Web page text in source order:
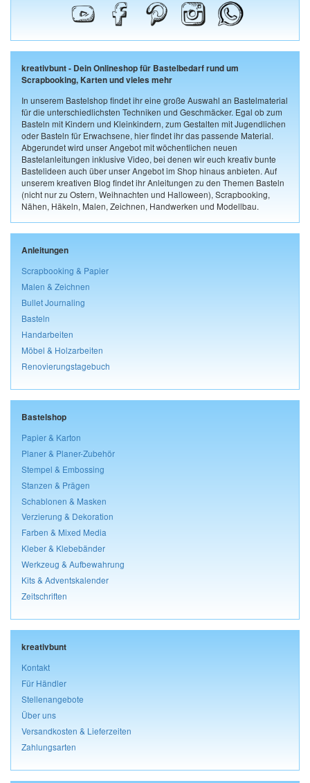
kreativbunt - Dein Onlineshop für Bastelbedarf rund um
Scrapbooking, Karten und vieles mehr
In unserem Bastelshop findet ihr eine große Auswahl an Bastelmaterial
für die unterschiedlichsten Techniken und Geschmäcker. Egal ob zum
Basteln mit Kindern und Kleinkindern, zum Gestalten mit Jugendlichen
oder Basteln für Erwachsene, hier findet ihr das passende Material.
Abgerundet wird unser Angebot mit wöchentlichen neuen
Bastelanleitungen inklusive Video, bei denen wir euch kreativ bunte
Bastelideen auch über unser Angebot im Shop hinaus anbieten. Auf
unserem kreativen Blog findet ihr Anleitungen zu den Themen Basteln
(nicht nur zu Ostern, Weihnachten und Halloween), Scrapbooking,
Nähen, Häkeln, Malen, Zeichnen, Handwerken und Modellbau.
Anleitungen
Scrapbooking & Papier
Malen & Zeichnen
Bullet Journaling
Basteln
Handarbeiten
Möbel & Holzarbeiten
Renovierungstagebuch
Bastelshop
Papier & Karton
Planer & Planer-Zubehör
Stempel & Embossing
Stanzen & Prägen
Schablonen & Masken
Verzierung & Dekoration
Farben & Mixed Media
Kleber & Klebebänder
Werkzeug & Aufbewahrung
Kits & Adventskalender
Zeitschriften
kreativbunt
Kontakt
Für Händler
Stellenangebote
Über uns
Versandkosten & Lieferzeiten
Zahlungsarten